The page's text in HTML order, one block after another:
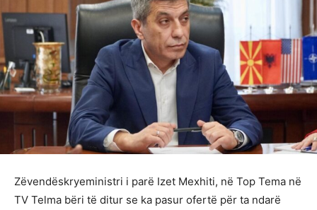
Zëvendëskryeministri i parë Izet Mexhiti, në Top Tema në
TV Telma bëri të ditur se ka pasur ofertë për ta ndarë